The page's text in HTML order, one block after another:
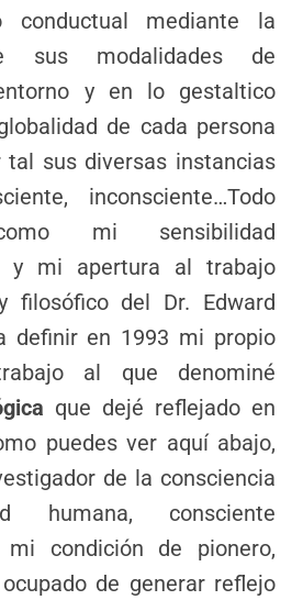
conductual mediante la
sus modalidades de
y en lo gestaltico
de cada persona
tal sus diversas instancias
inconsciente…Todo
mi sensibilidad
y mi apertura al trabajo
filosófico del Dr. Edward
definir en 1993 mi propio
al que denominé
que dejé reflejado en
puedes ver aquí abajo,
de la consciencia
humana, consciente
mi condición de pionero,
de generar reflejo